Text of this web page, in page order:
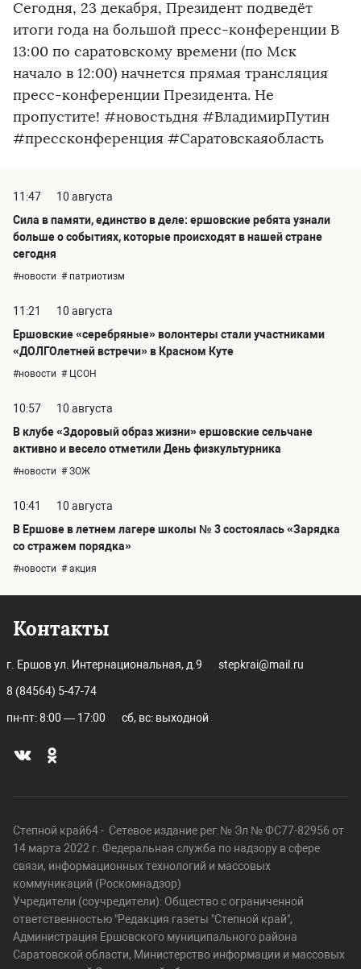
Сегодня, 23 декабря, Президент подведёт
итоги года на большой пресс-конференции В
13:00 по саратовскому времени (по Мск
начало в 12:00) начнется прямая трансляция
пресс-конференции Президента. Не
пропустите! #новостьдня #ВладимирПутин
#прессконференция #Саратовскаяобласть
11:47
10 августа
Сила в памяти, единство в деле: ершовские ребята узнали
больше о событиях, которые происходят в нашей стране
сегодня
#новости # патриотизм
11:21
10 августа
Ершовские «серебряные» волонтеры стали участниками
«ДОЛГОлетней встречи» в Красном Куте
#новости # ЦСОН
10:57
10 августа
В клубе «Здоровый образ жизни» ершовские сельчане
активно и весело отметили День физкультурника
#новости # ЗОЖ
10:41
10 августа
В Ершове в летнем лагере школы № 3 состоялась «Зарядка
со стражем порядка»
#новости # акция
Контакты
г. Ершов ул. Интернациональная, д.9 stepkrai@mail.ru
8 (84564) 5-47-74
пн-пт: 8:00 — 17:00 сб, вс: выходной
Степной край64 - Сетевое издание рег.№ Эл № ФС77-82956 от
14 марта 2022 г. Федеральная служба по надзору в сфере
связи, информационных технологий и массовых
коммуникаций (Роскомнадзор)
Учредители (соучредители): Общество с ограниченной
ответственностью "Редакция газеты "Степной край",
Администрация Ершовского муниципального района
Саратовской области, Министерство информации и массовых